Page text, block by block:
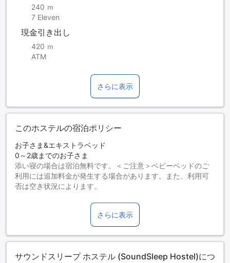
240 ｍ
7 Eleven
現金引き出し
420 ｍ
ATM
さらに表示
このホステルの宿泊ポリシー
お子さま&エキストラベッド
0～2歳までのお子さま
添い寝の場合は宿泊無料です。＜ご注意＞ベビーベッドのご
利用には追加料金が発生する場合があります。また、利用可
否は空き状況によります。
添い寝の場合は宿泊無料です。
13歳以上の宿泊者は大人とみなされます。
エキストラベッドの追加可否は、ルームタイプにより異なり
ます。各ルームタイプ欄の記載をお確かめください。ルーム
ていない場合は、エキストラベッドの追加はできません。
さらに表示
サウンドスリープ ホステル (SoundSleep Hostel)につ